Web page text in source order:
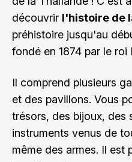
découvrir l'histoire de
préhistoire jusqu'au
fondé en 1874 par le roi
Il comprend plusieurs
et des pavillons. Vous
trésors, des bijoux, des
instruments venus de
même des armes. Il est